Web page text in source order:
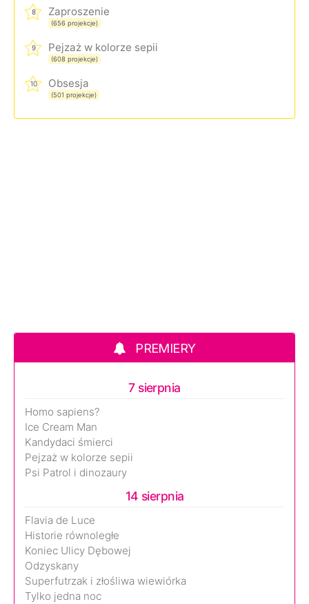
8 Zaproszenie
(656 projekcje)
9 Pejzaż w kolorze sepii
(608 projekcje)
10 Obsesja
(501 projekcje)
PREMIERY
7 sierpnia
Homo sapiens?
Ice Cream Man
Kandydaci śmierci
Pejzaż w kolorze sepii
Psi Patrol i dinozaury
14 sierpnia
Flavia de Luce
Historie równoległe
Koniec Ulicy Dębowej
Odzyskany
Superfutrzak i złośliwa wiewiórka
Tylko jedna noc